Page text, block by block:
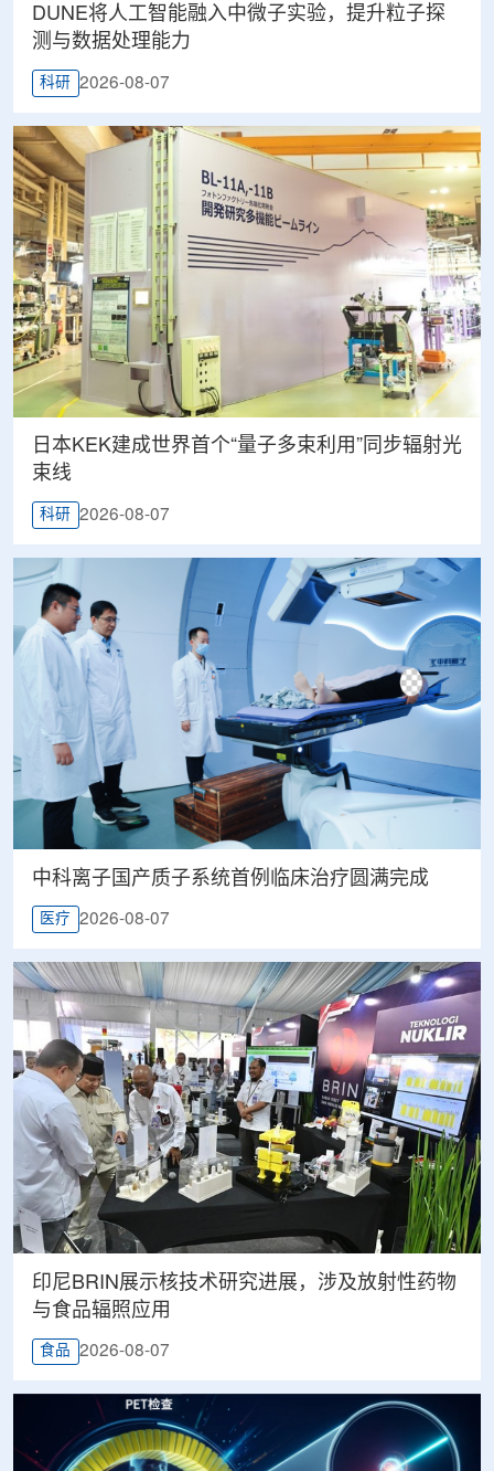
DUNE将人工智能融入中微子实验，提升粒子探
测与数据处理能力
科研 2026-08-07
日本KEK建成世界首个“量子多束利用”同步辐射光
束线
科研 2026-08-07
中科离子国产质子系统首例临床治疗圆满完成
医疗 2026-08-07
印尼BRIN展示核技术研究进展，涉及放射性药物
与食品辐照应用
食品 2026-08-07